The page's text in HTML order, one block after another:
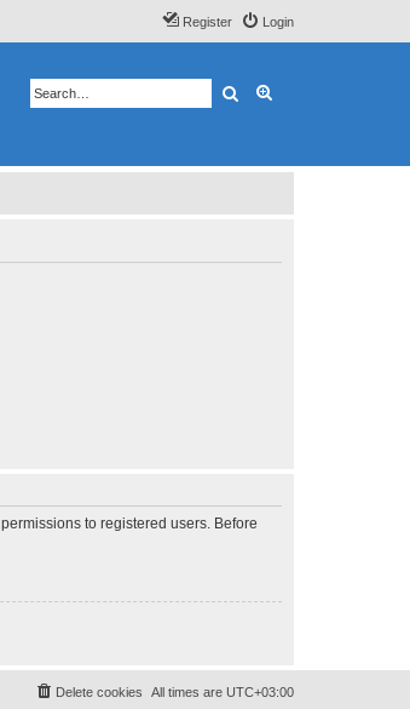
Login
Register
Search
to registered users. Before
All times are UTC+03:00
Delete cookies